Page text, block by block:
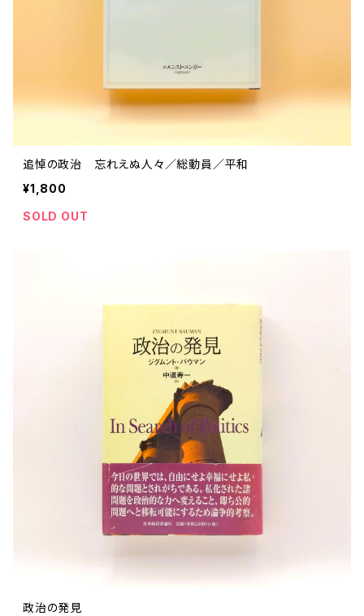
追悼の政治 忘れえぬ人々／総動員／平和
¥1,800
SOLD OUT
政治の発見